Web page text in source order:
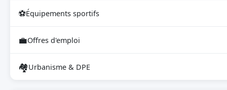
⚽Équipements sportifs
💼Offres d'emploi
🏘Urbanisme & DPE